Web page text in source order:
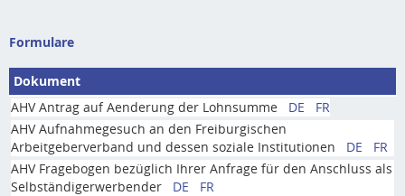
Formulare
Dokument
AHV Antrag auf Aenderung der Lohnsumme DE
FR
AHV Aufnahmegesuch an den Freiburgischen
Arbeitgeberverband und dessen soziale Institutionen DE
FR
AHV Fragebogen bezüglich Ihrer Anfrage für den Anschluss als
Selbständigerwerbender DE
FR